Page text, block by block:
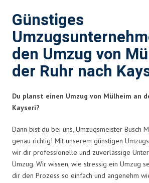
Günstiges
den Umzug von
der Ruhr nach
Du planst einen Umzug von Mülheim an
Kayseri?
Dann bist du bei uns, Umzugsmeister Busch
genau richtig! Mit unserem günstigen
wir dir professionelle und zuverlässige
Umzug. Wir wissen, wie stressig ein Umzug
dir den Prozess so einfach und angenehm